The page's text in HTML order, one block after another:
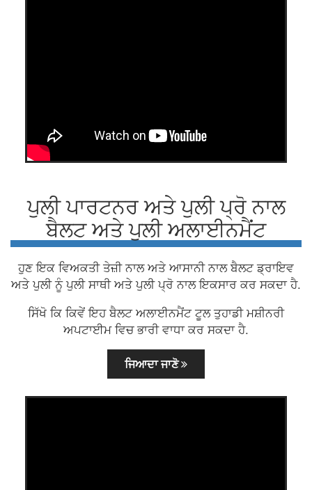
ਪੁਲੀ ਪਾਰਟਨਰ ਅਤੇ ਪੁਲੀ ਪ੍ਰੋ ਨਾਲ
ਬੈਲਟ ਅਤੇ ਪੁਲੀ ਅਲਾਈਨਮੈਂਟ
ਹੁਣ ਇਕ ਵਿਅਕਤੀ ਤੇਜ਼ੀ ਨਾਲ ਅਤੇ ਆਸਾਨੀ ਨਾਲ ਬੈਲਟ ਡ੍ਰਾਇਵ
ਅਤੇ ਪੁਲੀ ਨੂੰ ਪੁਲੀ ਸਾਥੀ ਅਤੇ ਪੁਲੀ ਪ੍ਰੋ ਨਾਲ ਇਕਸਾਰ ਕਰ ਸਕਦਾ ਹੈ.
ਸਿੱਖੋ ਕਿ ਕਿਵੇਂ ਇਹ ਬੈਲਟ ਅਲਾਈਨਮੈਂਟ ਟੂਲ ਤੁਹਾਡੀ ਮਸ਼ੀਨਰੀ
ਅਪਟਾਈਮ ਵਿਚ ਭਾਰੀ ਵਾਧਾ ਕਰ ਸਕਦਾ ਹੈ.
ਜਿਆਦਾ ਜਾਣੋ